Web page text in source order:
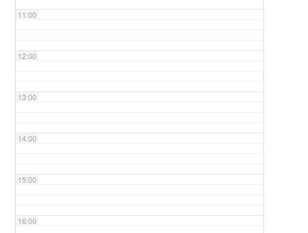
11:00
12:00
13:00
14:00
15:00
16:00